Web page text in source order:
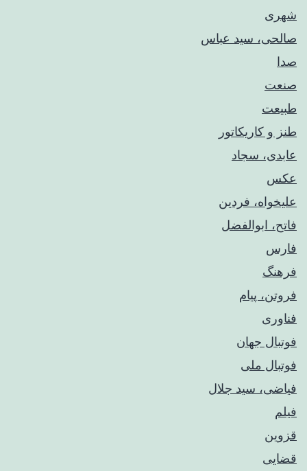
شهری
صالحی، سید عباس
صدا
صنعت
طبیعت
طنز و کاریکاتور
عابدی، سجاد
عکس
علیخواه، فردین
فاتح، ابوالفضل
فارس
فرهنگ
فروتن، پیام
فناوری
فوتبال جهان
فوتبال ملی
فیاضی، سید جلال
فیلم
قزوین
قضایی